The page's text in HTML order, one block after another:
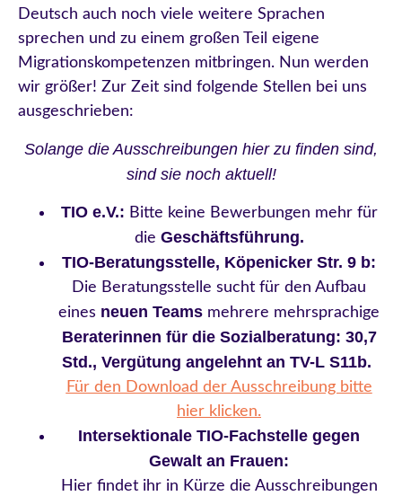
Deutsch auch noch viele weitere Sprachen
sprechen und zu einem großen Teil eigene
Migrationskompetenzen mitbringen. Nun werden
wir größer! Zur Zeit sind folgende Stellen bei uns
ausgeschrieben:
Solange die Ausschreibungen hier zu finden sind,
sind sie noch aktuell!
TIO e.V.: Bitte keine Bewerbungen mehr für
die Geschäftsführung.
TIO-Beratungsstelle, Köpenicker Str. 9 b:
Die Beratungsstelle sucht für den Aufbau
eines neuen Teams mehrere mehrsprachige
Beraterinnen für die Sozialberatung: 30,7
Std., Vergütung angelehnt an TV-L S11b.
Für den Download der Ausschreibung bitte
hier klicken.
Intersektionale TIO-Fachstelle gegen
Gewalt an Frauen:
Hier findet ihr in Kürze die Ausschreibungen